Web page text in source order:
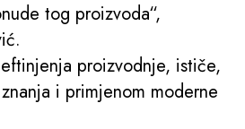
tog proizvoda“,
proizvodnje, ističe,
i primjenom moderne